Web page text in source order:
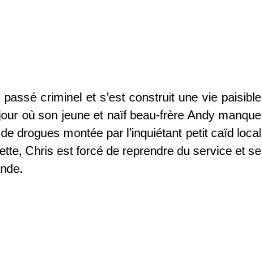
criminel et s’est construit une vie paisible
où son jeune et naïf beau-frère Andy manque
drogues montée par l’inquiétant petit caïd local
Chris est forcé de reprendre du service et se